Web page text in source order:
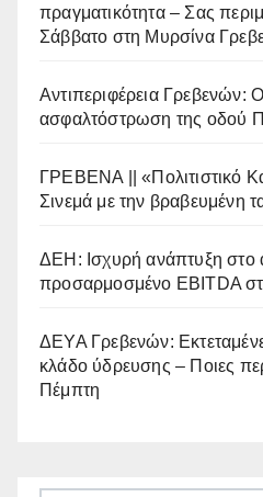
πραγματικότητα – Σας
Σάββατο στη Μυρσίνα
Αντιπεριφέρεια Γρεβενών:
ασφαλτόστρωση της οδού
ΓΡΕΒΕΝΑ || «Πολιτιστικό
Σινεμά με την βραβευμένη
ΔΕΗ: Ισχυρή ανάπτυξη στο
προσαρμοσμένο EBITDA
ΔΕΥΑ Γρεβενών:
κλάδο ύδρευσης – Ποιες
Πέμπτη